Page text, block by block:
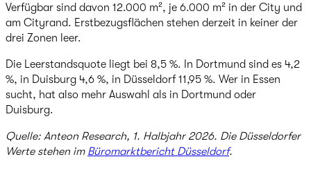
Verfügbar sind davon 12.000 m², je 6.000 m² in der City und
am Cityrand. Erstbezugsflächen stehen derzeit in keiner der
drei Zonen leer.
Die Leerstandsquote liegt bei 8,5 %. In Dortmund sind es 4,2
%, in Duisburg 4,6 %, in Düsseldorf 11,95 %. Wer in Essen
sucht, hat also mehr Auswahl als in Dortmund oder
Duisburg.
Quelle: Anteon Research, 1. Halbjahr 2026. Die Düsseldorfer
Werte stehen im Büromarktbericht Düsseldorf.